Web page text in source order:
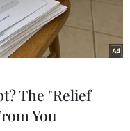
trẻ đã rất giàu
việc như y tá,
điện
một năm, họ
The "Relief
You